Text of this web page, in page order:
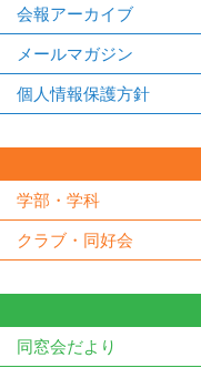
会報アーカイブ
メールマガジン
個人情報保護方針
学部・学科
クラブ・同好会
同窓会だより